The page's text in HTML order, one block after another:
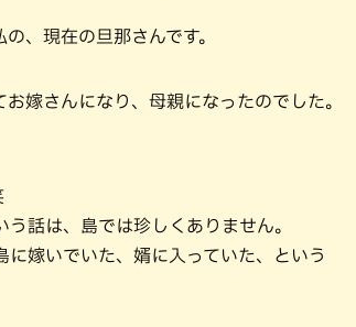
、現在の旦那さんです。
嫁さんになり、母親になったのでした。
話は、島では珍しくありません。
嫁いでいた、婿に入っていた、という